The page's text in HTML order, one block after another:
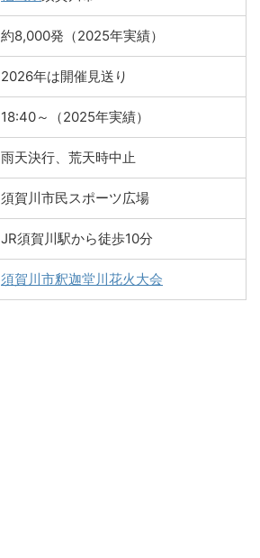
約8,000発（2025年実績）
2026年は開催見送り
18:40～（2025年実績）
雨天決行、荒天時中止
須賀川市民スポーツ広場
JR須賀川駅から徒歩10分
須賀川市釈迦堂川花火大会